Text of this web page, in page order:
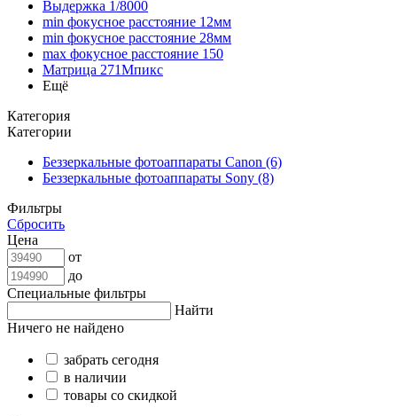
Выдержка 1/8000
min фокусное расстояние 12мм
min фокусное расстояние 28мм
max фокусное расстояние 150
Матрица 271Мпикс
Ещё
Категория
Категории
Беззеркальные фотоаппараты Canon (6)
Беззеркальные фотоаппараты Sony (8)
Фильтры
Сбросить
Цена
от
до
Специальные фильтры
Найти
Ничего не найдено
забрать сегодня
в наличии
товары со скидкой